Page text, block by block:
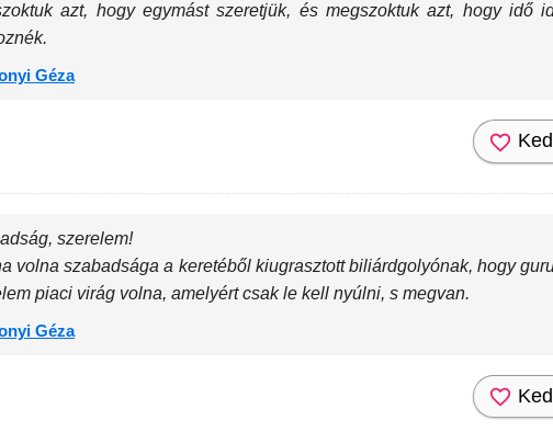
azt, hogy egymást szeretjük, és megszoktuk azt, hogy idő
Géza
szerelem!
volna szabadsága a keretéből kiugrasztott biliárdgolyónak, hogy
piaci virág volna, amelyért csak le kell nyúlni, s megvan.
Géza